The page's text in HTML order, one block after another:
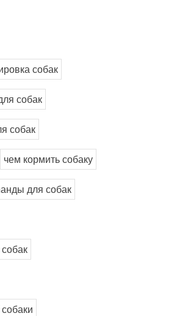
собак
собак
собак
чем кормить собаку
для собак